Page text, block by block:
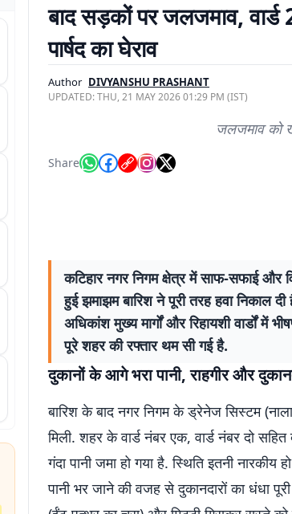
बाद सड़कों पर जलजमाव, वार्ड
पार्षद का घेराव
Author DIVYANSHU PRASHANT
UPDATED:THU, 21 MAY 2026 01:29 PM (IST)
जलजमाव को
Share
कटिहार नगर निगम क्षेत्र में साफ-सफाई और
हुई झमाझम बारिश ने पूरी तरह हवा निकाल
अधिकांश मुख्य मार्गों और रिहायशी वार्डों में
पूरे शहर की रफ्तार थम सी गई है.
दुकानों के आगे भरा पानी, राहगीर और
बारिश के बाद नगर निगम के ड्रेनेज सिस्टम
मिली. शहर के वार्ड नंबर एक, वार्ड नंबर दो
गंदा पानी जमा हो गया है. स्थिति इतनी
पानी भर जाने की वजह से दुकानदारों का धंधा